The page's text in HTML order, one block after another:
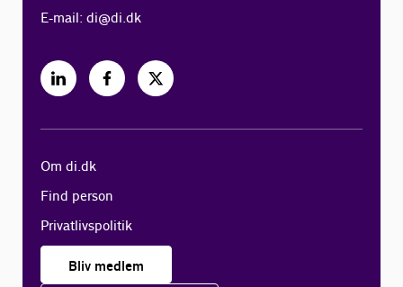
E-mail:di@di.dk
Om di.dk
Find person
Privatlivspolitik
Bliv medlem